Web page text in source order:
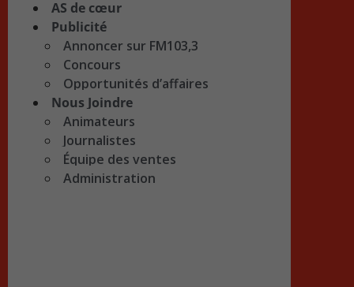
AS de cœur
Publicité
Annoncer sur FM103,3
Concours
Opportunités d’affaires
Nous Joindre
Animateurs
Journalistes
Équipe des ventes
Administration